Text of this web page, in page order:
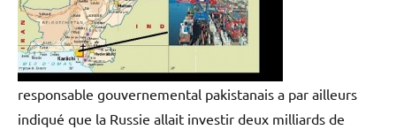
responsable gouvernemental pakistanais a par ailleurs
indiqué que la Russie allait investir deux milliards de